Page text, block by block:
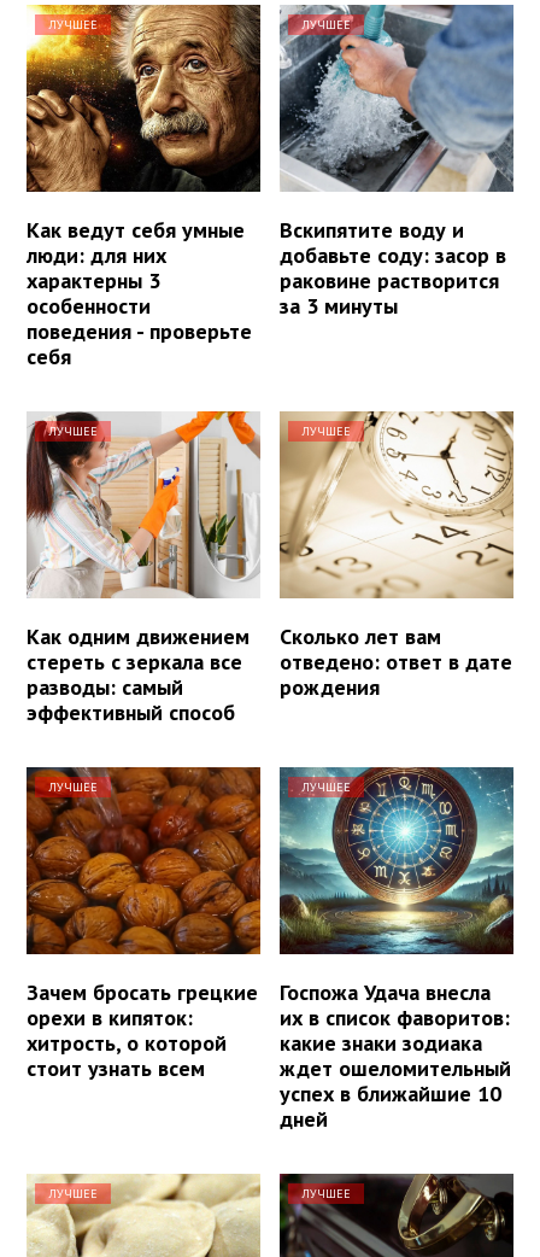
ЛУЧШЕЕ
Как ведут себя умные
люди: для них
характерны 3
особенности
поведения - проверьте
себя
ЛУЧШЕЕ
Вскипятите воду и
добавьте соду: засор в
раковине растворится
за 3 минуты
ЛУЧШЕЕ
Как одним движением
стереть с зеркала все
разводы: самый
эффективный способ
ЛУЧШЕЕ
Сколько лет вам
отведено: ответ в дате
рождения
ЛУЧШЕЕ
Зачем бросать грецкие
орехи в кипяток:
хитрость, о которой
стоит узнать всем
ЛУЧШЕЕ
Госпожа Удача внесла
их в список фаворитов:
какие знаки зодиака
ждет ошеломительный
успех в ближайшие 10
дней
ЛУЧШЕЕ ЛУЧШЕЕ